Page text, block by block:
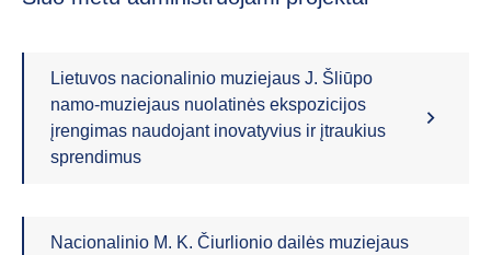
Lietuvos nacionalinio muziejaus J. Šliūpo
namo-muziejaus nuolatinės ekspozicijos
įrengimas naudojant inovatyvius ir įtraukius
sprendimus
Nacionalinio M. K. Čiurlionio dailės muziejaus